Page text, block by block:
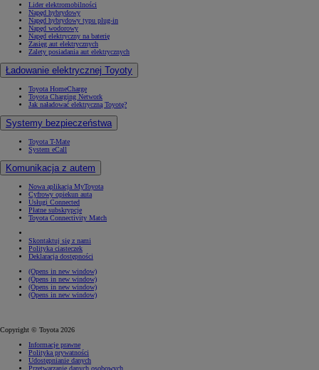
Lider elektromobilności
Napęd hybrydowy
Napęd hybrydowy typu plug-in
Napęd wodorowy
Napęd elektryczny na baterię
Zasięg aut elektrycznych
Zalety posiadania aut elektrycznych
Ładowanie elektrycznej Toyoty
Toyota HomeCharge
Toyota Charging Network
Jak naładować elektryczną Toyotę?
Systemy bezpieczeństwa
Toyota T-Mate
System eCall
Komunikacja z autem
Nowa aplikacja MyToyota
Cyfrowy opiekun auta
Usługi Connected
Płatne subskrypcje
Toyota Connectivity Match
Skontaktuj się z nami
Polityka ciasteczek
Deklaracja dostępności
(Opens in new window)
(Opens in new window)
(Opens in new window)
(Opens in new window)
Copyright © Toyota 2026
Informacje prawne
Polityka prywatności
Udostępnianie danych